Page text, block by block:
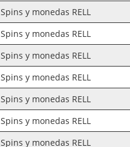
Spins y monedas RELL
Spins y monedas RELL
Spins y monedas RELL
Spins y monedas RELL
Spins y monedas RELL
Spins y monedas RELL
Spins y monedas RELL